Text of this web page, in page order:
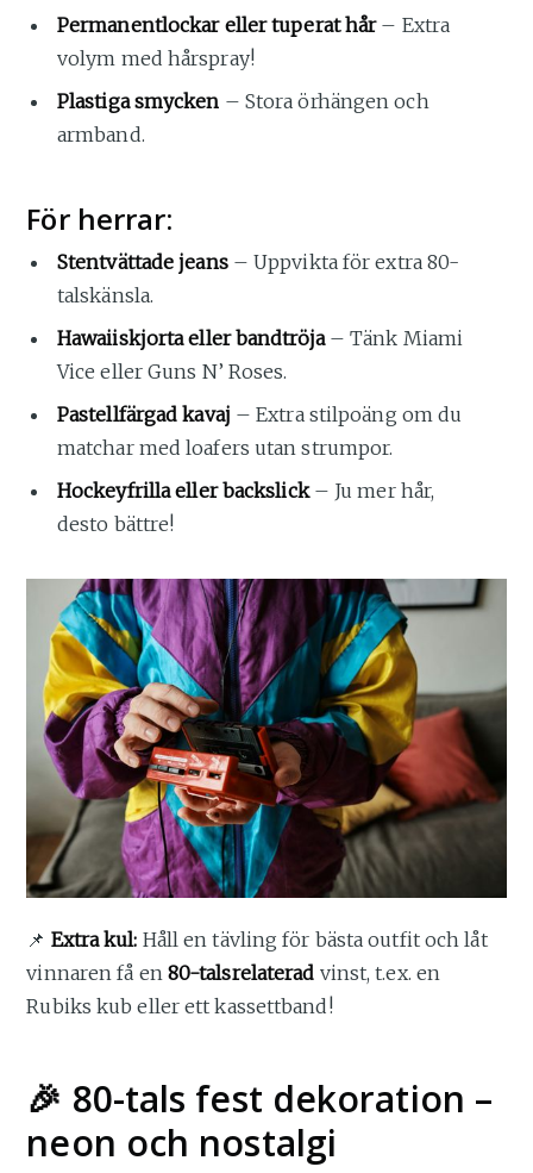
Permanentlockar eller tuperat hår– Extra
volym med hårspray!
Plastiga smycken – Stora örhängen och
armband.
För herrar:
Stentvättade jeans– Uppvikta för extra 80-
talskänsla.
Hawaiiskjorta eller bandtröja– Tänk Miami
Vice eller Guns N’ Roses.
Pastellfärgad kavaj – Extra stilpoäng om du
matchar med loafers utan strumpor.
Hockeyfrilla eller backslick– Ju mer hår,
desto bättre!
📌 Extra kul: Håll en tävling för bästa outfit och låt
vinnaren få en 80-talsrelaterad vinst, t.ex. en
Rubiks kub eller ett kassettband!
🎉 80-tals fest dekoration –
neon och nostalgi